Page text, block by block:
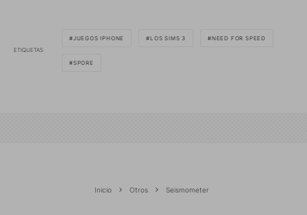
ETIQUETAS
JUEGOS IPHONE LOS SIMS 3 NEED FOR SPEED
SPORE
Inicio Otros Seismometer